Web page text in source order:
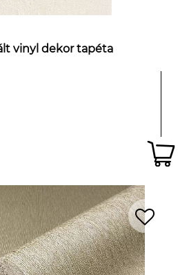
vinyl dekor tapéta